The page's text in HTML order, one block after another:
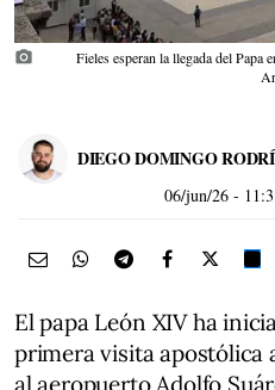
photo_camera
Fieles esperan la llegada del Papa
DIEGO DOMINGO
06/jun/26 -
El papa León XIV ha
primera visita apostólica
al aeropuerto Adolfo